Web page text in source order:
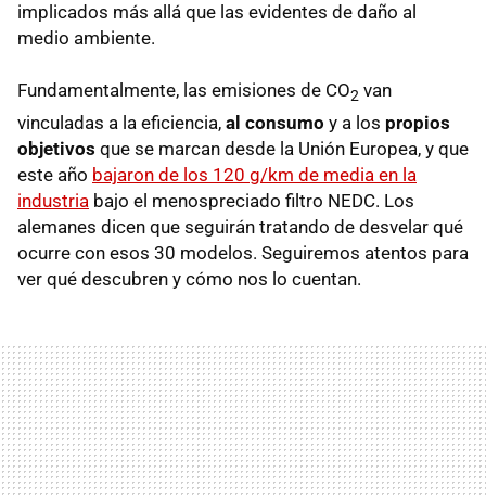
implicados más allá que las evidentes de daño al
medio ambiente.
Fundamentalmente, las emisiones de CO2 van
vinculadas a la eficiencia, al consumo y a los propios
objetivos que se marcan desde la Unión Europea, y que
este año bajaron de los 120 g/km de media en la
industria bajo el menospreciado filtro NEDC. Los
alemanes dicen que seguirán tratando de desvelar qué
ocurre con esos 30 modelos. Seguiremos atentos para
ver qué descubren y cómo nos lo cuentan.